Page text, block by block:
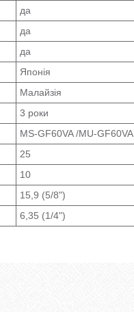
да
да
да
Японія
Малайзія
3 роки
MS-GF60VA /MU-GF60VA
25
10
15,9 (5/8")
6,35 (1/4")